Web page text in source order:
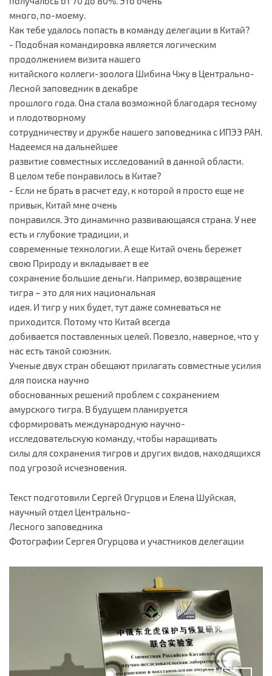
много, по-моему.
Как тебе удалось попасть в команду делегации в Китай?
- Подобная командировка является логическим
продолжением визита нашего
китайского коллеги-зоолога Шибина Чжу в Центрально-
Лесной заповедник в декабре
прошлого года. Она стала возможной благодаря тесному
и плодотворному
сотрудничеству и дружбе нашего заповедника с ИПЭЭ РАН.
Надеемся на дальнейшее
развитие совместных исследований в данной области.
В целом тебе понравилось в Китае?
- Если не брать в расчет еду, к которой я просто еще не
привык, Китай мне очень
понравился. Это динамично развивающаяся страна. У нее
есть и глубокие традиции, и
современные технологии. А еще Китай очень бережет
свою Природу и вкладывает в ее
сохранение большие деньги. Например, возвращение
тигра – это для них национальная
идея. И тигр у них будет, тут даже сомневаться не
приходится. Потому что Китай всегда
добивается поставленных целей. Повезло, наверное, что у
нас есть такой союзник.
Ученые двух стран обещают прилагать совместные усилия
для поиска научно
обоснованных решений проблем с сохранением
амурского тигра. В будущем планируется
сформировать международную научно-
исследовательскую команду, чтобы наращивать
силы для сохранения тигров и других видов, находящихся
под угрозой исчезновения.
Текст подготовили Сергей Огурцов и Елена Шуйская,
научный отдел Центрально-
Лесного заповедника
Фотографии Сергея Огурцова и участников делегации